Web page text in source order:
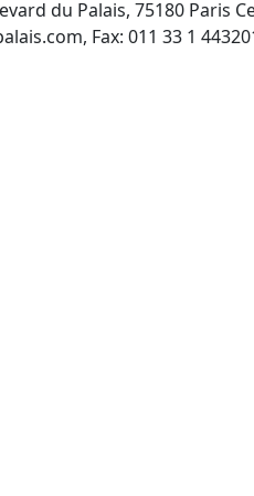
du Palais, 75180 Paris